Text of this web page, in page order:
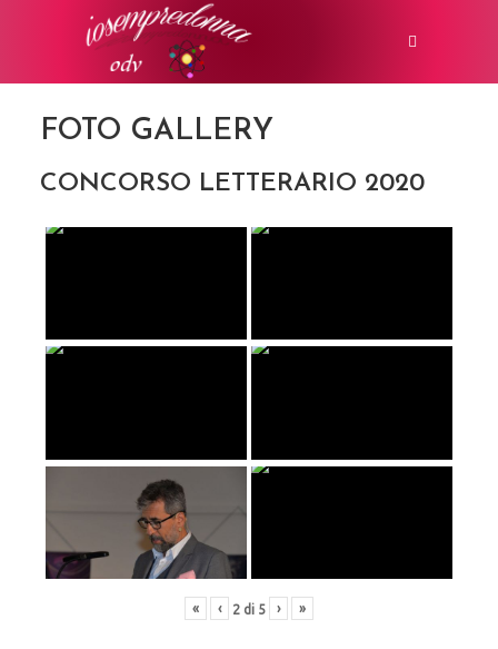
FOTO GALLERY
CONCORSO LETTERARIO 2020
« ‹ 2 di 5 › »